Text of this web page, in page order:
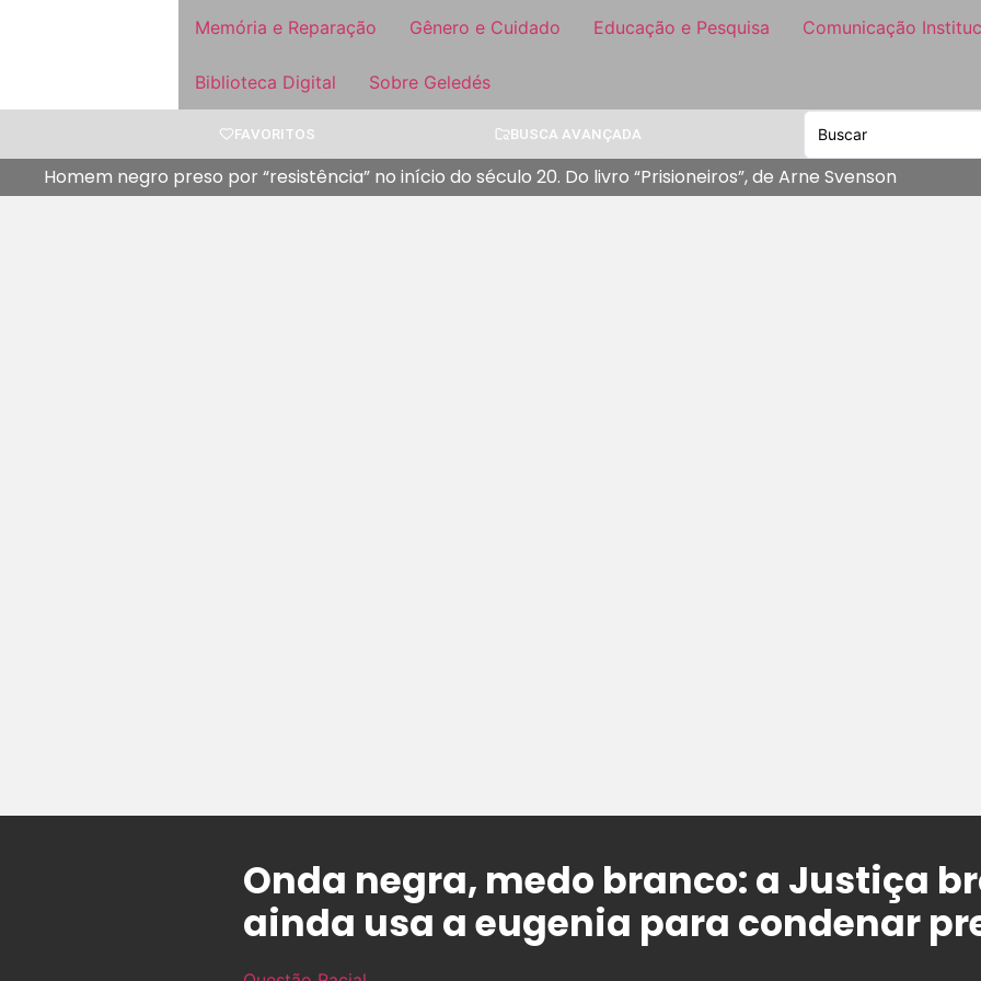
Memória e Reparação Gênero e Cuidado Educação e Pesquisa Comunicação
Biblioteca Digital Sobre Geledés
FAVORITOS BUSCA AVANÇADA
Homem negro preso por “resistência” no início do século 20. Do livro “Prisioneiros”, de Arne Svenson
Onda negra, medo branco: a Justiça
ainda usa a eugenia para condenar